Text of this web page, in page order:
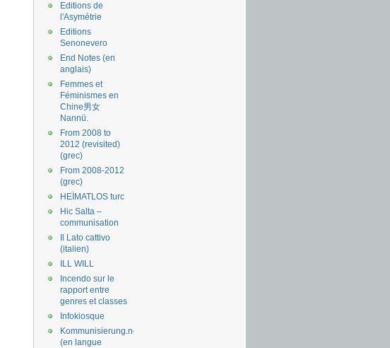
Editions de
l'Asymétrie
Editions
Senonevero
End Notes (en
anglais)
Femmes et
Féminismes en
Chine男女
Nannü.
From 2008 to
2012 (revisited)
(grec)
From 2008-2012
(grec)
HEİMATLOS turc
Hic Salta –
communisation
Il Lato cattivo
(italien)
ILL WILL
Incendo sur le
rapport entre
genres et classes
Infokiosque
Kommunisierung.net
(en langue